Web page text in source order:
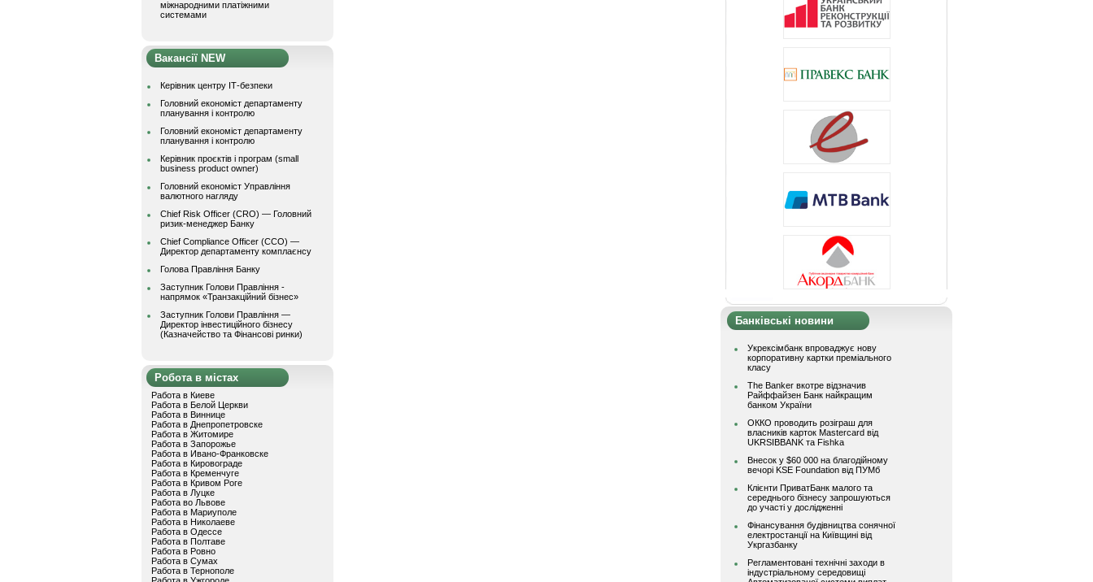
міжнародними платіжними
системами
Вакансії NEW
Керівник центру ІТ-безпеки
Головний економіст департаменту
планування і контролю
Головний економіст департаменту
планування і контролю
Керівник проєктів і програм (small
business product owner)
Головний економіст Управління
валютного нагляду
Chief Risk Officer (CRO) — Головний
ризик-менеджер Банку
Chief Compliance Officer (CCO) —
Директор департаменту комплаєнсу
Голова Правління Банку
Заступник Голови Правління -
напрямок «Транзакційний бізнес»
Заступник Голови Правління —
Директор інвестиційного бізнесу
(Казначейство та Фінансові ринки)
Робота в містах
Работа в Киеве
Работа в Белой Церкви
Работа в Виннице
Работа в Днепропетровске
Работа в Житомире
Работа в Запорожье
Работа в Ивано-Франковске
Работа в Кировограде
Работа в Кременчуге
Работа в Кривом Роге
Работа в Луцке
Работа во Львове
Работа в Мариуполе
Работа в Николаеве
Работа в Одессе
Работа в Полтаве
Работа в Ровно
Работа в Сумах
Работа в Тернополе
Банківські новини
Укрексімбанк впроваджує нову
корпоративну картки преміального
класу
The Banker вкотре відзначив
Райффайзен Банк найкращим
банком України
ОККО проводить розіграш для
власників карток Mastercard від
UKRSIBBANK та Fishka
Внесок у $60 000 на благодійному
вечорі KSE Foundation від ПУМб
Клієнти ПриватБанк малого та
середнього бізнесу запрошуються
до участі у дослідженні
Фінансування будівництва сонячної
електростанції на Київщині від
Укргазбанку
Регламентовані технічні заходи в
індустріальному середовищі